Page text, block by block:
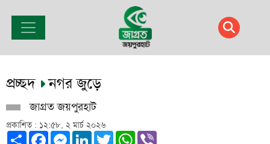
প্রচ্ছদ নগর জুড়ে
জাগ্রত জয়পুরহাট
প্রকাশিত : ১২:৫৮, ২ মার্চ ২০২৬
ShareFacebook
Messenger
LinkedIn
TwitterWhatsApp